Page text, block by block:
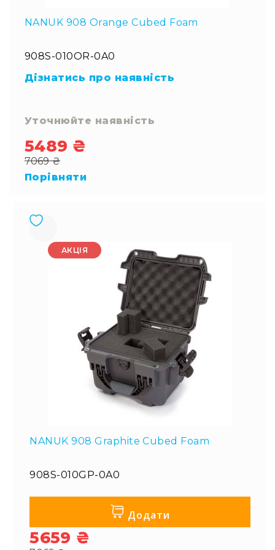
NANUK 908 Orange Cubed Foam
908S-010OR-0A0
Дізнатись про наявність
Уточнюйте наявність
Special
Price
5489 ₴
Regular
Price
7069 ₴
Порівняти
АКЦІЯ
NANUK 908 Graphite Cubed Foam
908S-010GP-0A0
Додати
5659 ₴